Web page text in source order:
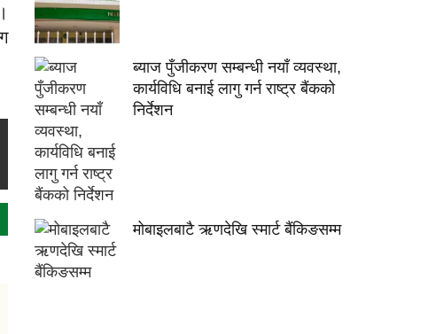
ब्याज पुँजीकरण सम्बन्धी नयाँ व्यवस्था,
कार्यविधि बनाई लागु गर्न राष्ट्र बैंकको
निर्देशन
मोबाइलबाटै ऋणदेखि स्मार्ट बैंकिङसम्म